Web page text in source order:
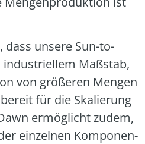
dass unse­re Sun-to-
indus­tri­el­lem Maß­stab,
von grö­ße­ren Men­gen
für die Ska­lie­rung
ermög­licht zudem,
ein­zel­nen Kom­po­nen­